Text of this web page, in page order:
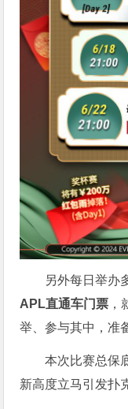
另外每日举办
APL直通车门票
举、参与其中，准
本次比赛总保
新高度立马引发扑